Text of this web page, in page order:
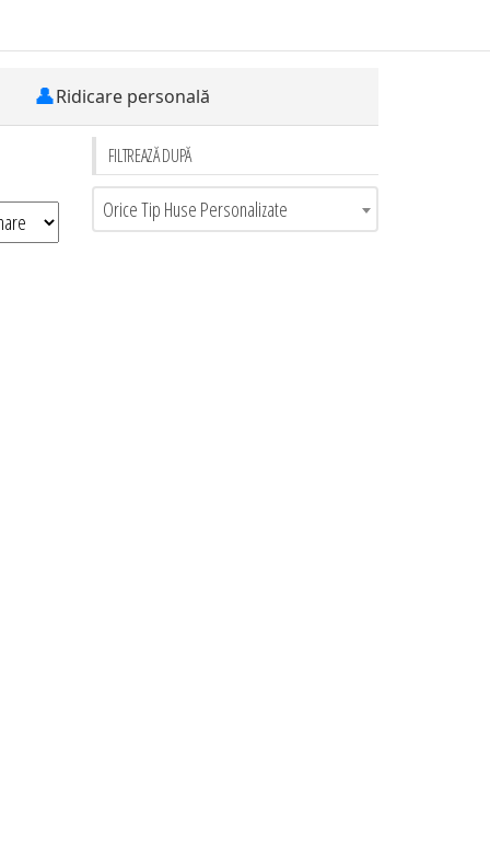
👤Ridicare personală
FILTREAZĂ DUPĂ
Orice Tip Huse Personalizate